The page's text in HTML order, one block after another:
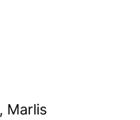
Marlis